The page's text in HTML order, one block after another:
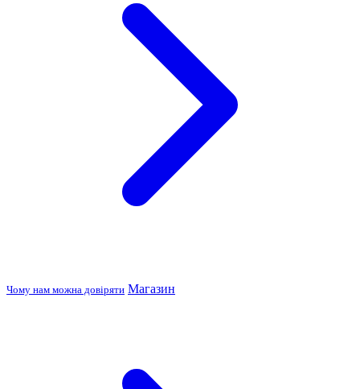
Чому нам можна довіряти Магазин